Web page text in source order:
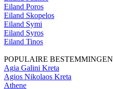
Eiland Poros
Eiland Skopelos
Eiland Symi
Eiland Syros
Eiland Tinos
POPULAIRE BESTEMMINGEN
Agia Galini Kreta
Agios Nikolaos Kreta
Athene